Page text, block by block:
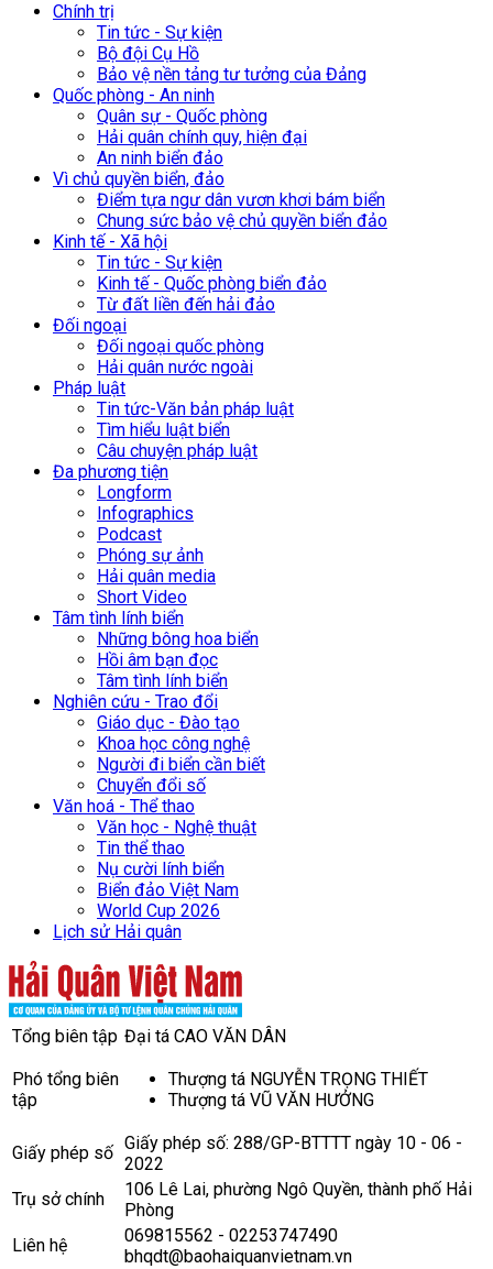
Chính trị
Tin tức - Sự kiện
Bộ đội Cụ Hồ
Bảo vệ nền tảng tư tưởng của Đảng
Quốc phòng - An ninh
Quân sự - Quốc phòng
Hải quân chính quy, hiện đại
An ninh biển đảo
Vì chủ quyền biển, đảo
Điểm tựa ngư dân vươn khơi bám biển
Chung sức bảo vệ chủ quyền biển đảo
Kinh tế - Xã hội
Tin tức - Sự kiện
Kinh tế - Quốc phòng biển đảo
Từ đất liền đến hải đảo
Đối ngoại
Đối ngoại quốc phòng
Hải quân nước ngoài
Pháp luật
Tin tức-Văn bản pháp luật
Tìm hiểu luật biển
Câu chuyện pháp luật
Đa phương tiện
Longform
Infographics
Podcast
Phóng sự ảnh
Hải quân media
Short Video
Tâm tình lính biển
Những bông hoa biển
Hồi âm bạn đọc
Tâm tình lính biển
Nghiên cứu - Trao đổi
Giáo dục - Đào tạo
Khoa học công nghệ
Người đi biển cần biết
Chuyển đổi số
Văn hoá - Thể thao
Văn học - Nghệ thuật
Tin thể thao
Nụ cười lính biển
Biển đảo Việt Nam
World Cup 2026
Lịch sử Hải quân
Tổng biên tập Đại tá CAO VĂN DÂN
Phó tổng biên
tập
Thượng tá NGUYỄN TRỌNG THIẾT
Thượng tá VŨ VĂN HƯỞNG
Giấy phép số Giấy phép số: 288/GP-BTTTT ngày 10 - 06 -
2022
Trụ sở chính
106 Lê Lai, phường Ngô Quyền, thành phố Hải
Phòng
Liên hệ
069815562 - 02253747490
bhqdt@baohaiquanvietnam.vn